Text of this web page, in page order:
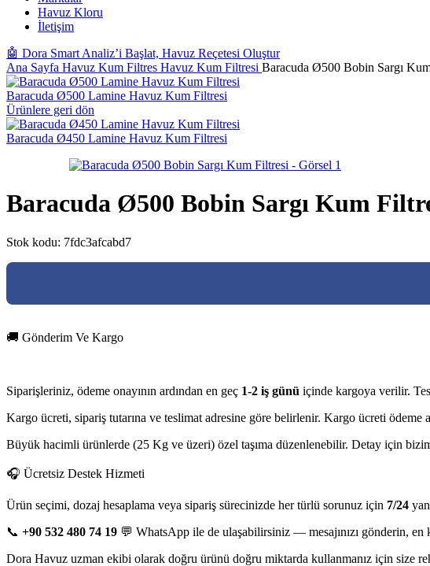
Havuz Kloru
İletişim
🤖 Dora Smart Analiz’i Başlat, Havuz Reçetesi Oluştur
Ana Sayfa Havuz Kum Filtres Havuz Kum Filtresi Baracuda Ø500 Bobin Sargı
Baracuda Ø500 Lamine Havuz Kum Filtresi
Ürünlere geri dön
Baracuda Ø450 Lamine Havuz Kum Filtresi
Baracuda Ø500 Bobin Sargı Kum
Stok kodu: 7fdc3afcabd7
🚚 Gönderim Ve Kargo
Siparişleriniz, ödeme onayının ardından en geç 1-2 iş günü içinde kargoya verilir.
Kargo ücreti, sipariş tutarına ve teslimat adresine göre belirlenir. Kargo ücreti ödeme
Büyük hacimli ürünlerde (25 Kg ve üzeri) özel taşıma düzenlenebilir. Detay için
🎧 Ücretsiz Destek Hizmeti
Ürün seçimi, dozaj hesaplama veya sipariş sürecinizde her türlü sorunuz için 7/24
📞 +90 532 480 74 19 💬 WhatsApp ile de ulaşabilirsiniz — mesajınızı gönderin, en
Dora Havuz uzman ekibi olarak doğru ürünü doğru miktarda kullanmanız için size